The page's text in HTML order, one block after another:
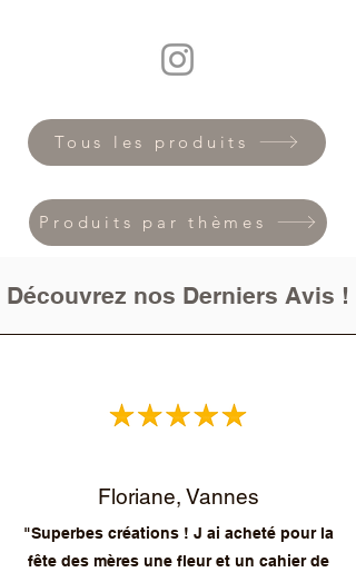
Tous les produits
Produits par thèmes
Découvrez nos Derniers Avis !
Floriane, Vannes
"Superbes créations ! J ai acheté pour la
fête des mères une fleur et un cahier de